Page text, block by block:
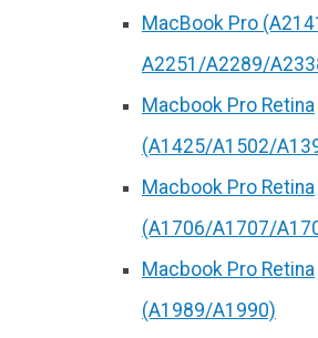
MacBook Pro
А2251/A2289/
Macbook Pro Retina
(А1425/A1502/
Macbook Pro Retina
(А1706/A1707/
Macbook Pro Retina
(А1989/A1990)